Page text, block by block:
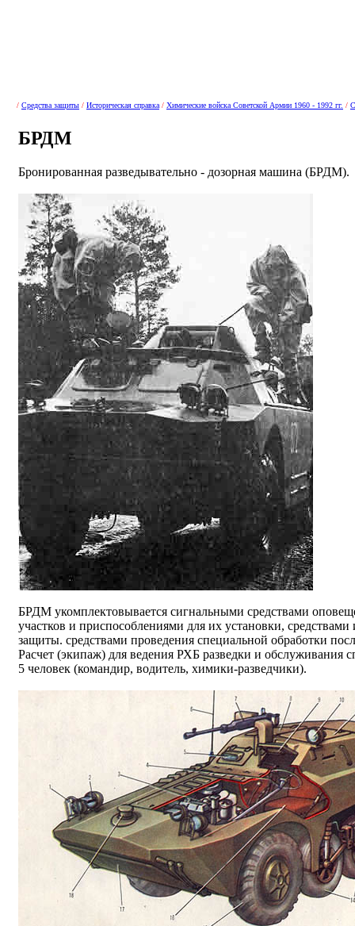
/ Средства защиты / Историческая справка / Химические войска Советской Армии 1960 - 1992 гг. /
БРДМ
Бронированная разведывательно - дозорная машина (БРДМ).
БРДМ укомплектовывается сигнальными средствами
участков и приспособлениями для их установки,
защиты. средствами проведения специальной обработки
Расчет (экипаж) для ведения РХБ разведки и обслуживания
5 человек (командир, водитель, химики-разведчики).